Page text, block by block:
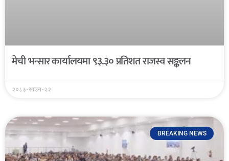
मेची भन्सार कार्यालयमा ९३.३० प्रतिशत राजस्व सङ्कलन
२०८३-साउन-२२
BREAKING NEWS